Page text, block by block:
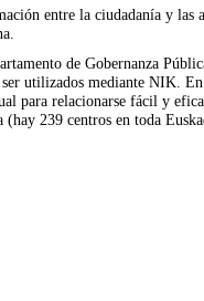
entre la ciudadanía y las
de Gobernanza
utilizados mediante NIK.
para relacionarse fácil y
239 centros en toda